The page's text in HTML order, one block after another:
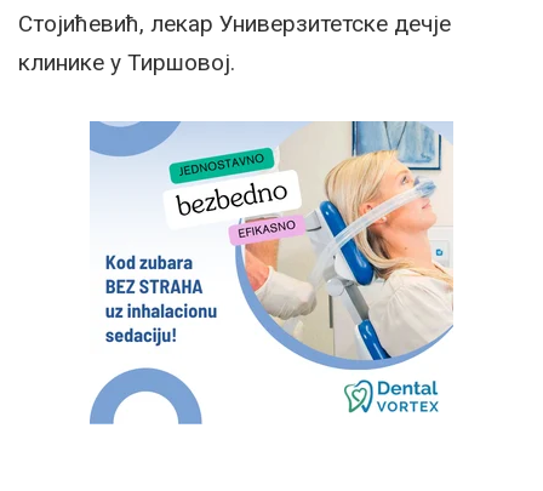
Стојићевић, лекар Универзитетске дечје
клинике у Тиршовој.